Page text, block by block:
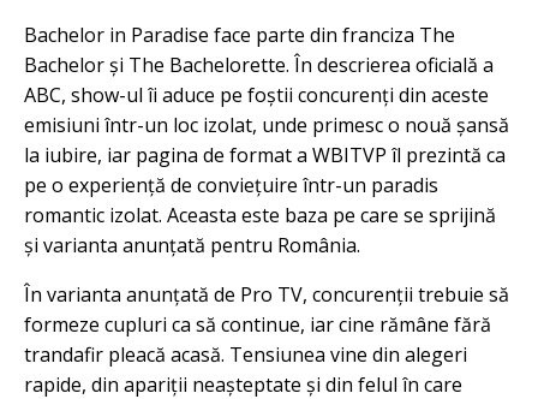
Bachelor in Paradise face parte din franciza The
Bachelor și The Bachelorette. În descrierea oficială a
ABC, show-ul îi aduce pe foștii concurenți din aceste
emisiuni într-un loc izolat, unde primesc o nouă șansă
la iubire, iar pagina de format a WBITVP îl prezintă ca
pe o experiență de conviețuire într-un paradis
romantic izolat. Aceasta este baza pe care se sprijină
și varianta anunțată pentru România.
În varianta anunțată de Pro TV, concurenții trebuie să
formeze cupluri ca să continue, iar cine rămâne fără
trandafir pleacă acasă. Tensiunea vine din alegeri
rapide, din apariții neașteptate și din felul în care